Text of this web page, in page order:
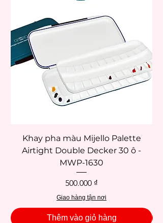
Khay pha màu Mijello Palette
Airtight Double Decker 30 ô -
MWP-1630
Giá
500.000 ₫
Giao hàng tận nơi
Thêm vào giỏ hàng